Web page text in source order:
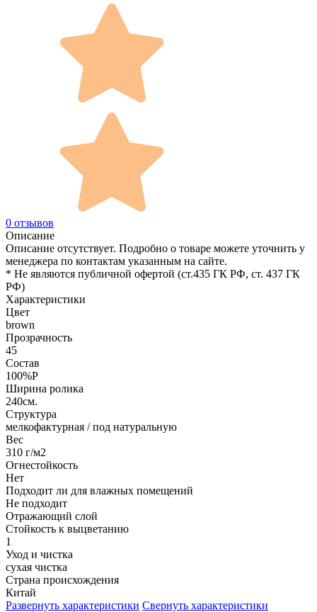
0 отзывов
Описание
Описание отсутствует. Подробно о товаре можете уточнить у
менеджера по контактам указанным на сайте.
* Не являются публичной офертой (ст.435 ГК РФ, cт. 437 ГК
РФ)
Характеристики
Цвет
brown
Прозрачность
45
Состав
100%P
Ширина ролика
240см.
Структура
мелкофактурная / под натуральную
Вес
310 г/м2
Огнестойкость
Нет
Подходит ли для влажных помещений
Не подходит
Отражающий слой
Стойкость к выцветанию
1
Уход и чистка
сухая чистка
Страна происхождения
Китай
Развернуть характеристики Свернуть характеристики